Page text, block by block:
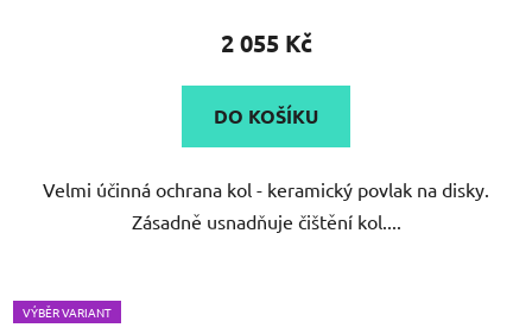
2 055 Kč
DO KOŠÍKU
Velmi účinná ochrana kol - keramický povlak na disky.
Zásadně usnadňuje čištění kol....
VÝBĚR VARIANT